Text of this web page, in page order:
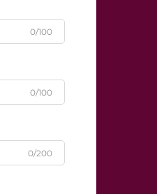
0/100
0/100
0/200